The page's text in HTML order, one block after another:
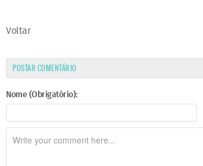
Voltar
POSTAR COMENTÁRIO
Nome (Obrigatório):